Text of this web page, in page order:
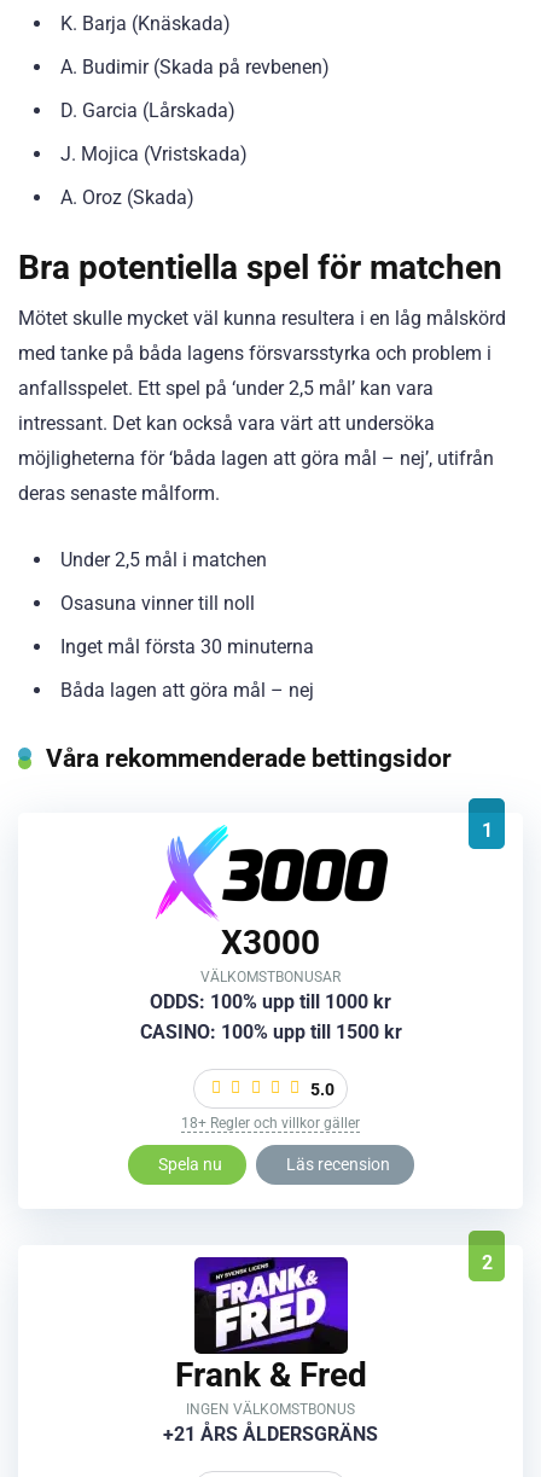
K. Barja (Knäskada)
A. Budimir (Skada på revbenen)
D. Garcia (Lårskada)
J. Mojica (Vristskada)
A. Oroz (Skada)
Bra potentiella spel för matchen
Mötet skulle mycket väl kunna resultera i en låg målskörd
med tanke på båda lagens försvarsstyrka och problem i
anfallsspelet. Ett spel på ‘under 2,5 mål’ kan vara
intressant. Det kan också vara värt att undersöka
möjligheterna för ‘båda lagen att göra mål – nej’, utifrån
deras senaste målform.
Under 2,5 mål i matchen
Osasuna vinner till noll
Inget mål första 30 minuterna
Båda lagen att göra mål – nej
Våra rekommenderade bettingsidor
1
X3000
VÄLKOMSTBONUSAR
ODDS: 100% upp till 1000 kr
CASINO: 100% upp till 1500 kr
5.0
18+ Regler och villkor gäller
Spela nu Läs recension
2
Frank & Fred
INGEN VÄLKOMSTBONUS
+21 ÅRS ÅLDERSGRÄNS